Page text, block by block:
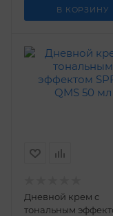
В КОРЗИНУ
Дневной крем с
тональным